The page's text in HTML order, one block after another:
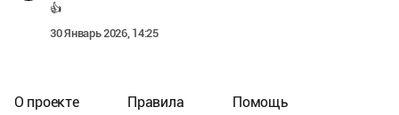
👍
30 Январь 2026, 14:25
О проекте Правила Помощь